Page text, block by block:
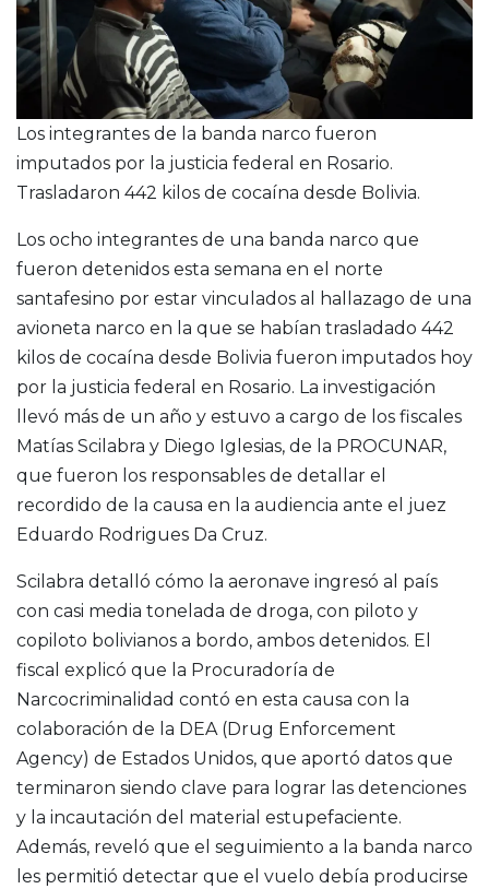
Los integrantes de la banda narco fueron
imputados por la justicia federal en Rosario.
Trasladaron 442 kilos de cocaína desde Bolivia.
Los ocho integrantes de una banda narco que
fueron detenidos esta semana en el norte
santafesino por estar vinculados al hallazago de una
avioneta narco en la que se habían trasladado 442
kilos de cocaína desde Bolivia fueron imputados hoy
por la justicia federal en Rosario. La investigación
llevó más de un año y estuvo a cargo de los fiscales
Matías Scilabra y Diego Iglesias, de la PROCUNAR,
que fueron los responsables de detallar el
recordido de la causa en la audiencia ante el juez
Eduardo Rodrigues Da Cruz.
Scilabra detalló cómo la aeronave ingresó al país
con casi media tonelada de droga, con piloto y
copiloto bolivianos a bordo, ambos detenidos. El
fiscal explicó que la Procuradoría de
Narcocriminalidad contó en esta causa con la
colaboración de la DEA (Drug Enforcement
Agency) de Estados Unidos, que aportó datos que
terminaron siendo clave para lograr las detenciones
y la incautación del material estupefaciente.
Además, reveló que el seguimiento a la banda narco
les permitió detectar que el vuelo debía producirse